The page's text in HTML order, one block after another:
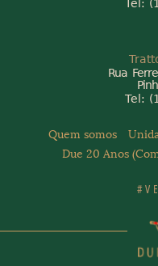
Tel:
Rua
Tel:
Quem somos
Due 20 Anos